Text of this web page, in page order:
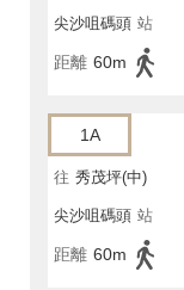
尖沙咀碼頭 站
距離 60m
1A
往 秀茂坪(中)
尖沙咀碼頭 站
距離 60m